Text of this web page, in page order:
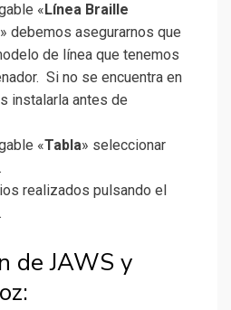
« Línea Braille
» debemos asegurarnos que
de línea que tenemos
Si no se encuentra en
instalarla antes de
«Tabla» seleccionar
realizados pulsando el
de JAWS y